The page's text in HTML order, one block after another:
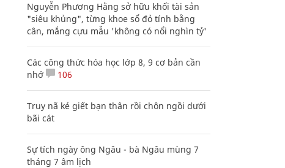
Nguyễn Phương Hằng sở hữu khối tài sản
"siêu khủng", từng khoe sổ đỏ tính bằng
cân, mắng cựu mẫu 'không có nổi nghìn tỷ'
Các công thức hóa học lớp 8, 9 cơ bản cần
nhớ
106
Truy nã kẻ giết bạn thân rồi chôn ngồi dưới
bãi cát
Sự tích ngày ông Ngâu - bà Ngâu mùng 7
tháng 7 âm lịch